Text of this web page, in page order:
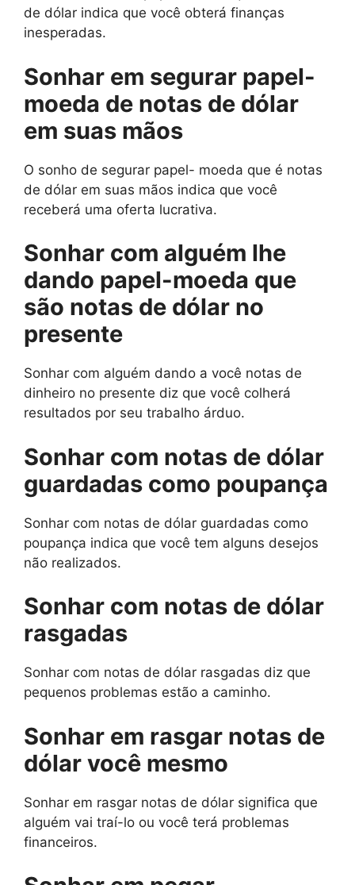
de dólar indica que você obterá finanças
inesperadas.
Sonhar em segurar papel-
moeda de notas de dólar
em suas mãos
O sonho de segurar papel- moeda que é notas
de dólar em suas mãos indica que você
receberá uma oferta lucrativa.
Sonhar com alguém lhe
dando papel-moeda que
são notas de dólar no
presente
Sonhar com alguém dando a você notas de
dinheiro no presente diz que você colherá
resultados por seu trabalho árduo.
Sonhar com notas de dólar
guardadas como poupança
Sonhar com notas de dólar guardadas como
poupança indica que você tem alguns desejos
não realizados.
Sonhar com notas de dólar
rasgadas
Sonhar com notas de dólar rasgadas diz que
pequenos problemas estão a caminho.
Sonhar em rasgar notas de
dólar você mesmo
Sonhar em rasgar notas de dólar significa que
alguém vai traí-lo ou você terá problemas
financeiros.